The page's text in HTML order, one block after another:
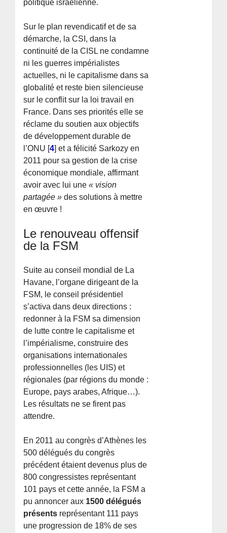
politique israélienne.
Sur le plan revendicatif et de sa
démarche, la CSI, dans la
continuité de la CISL ne condamne
ni les guerres impérialistes
actuelles, ni le capitalisme dans sa
globalité et reste bien silencieuse
sur le conflit sur la loi travail en
France. Dans ses priorités elle se
réclame du soutien aux objectifs
de développement durable de
l’ONU [4] et a félicité Sarkozy en
2011 pour sa gestion de la crise
économique mondiale, affirmant
avoir avec lui une« vision
partagée » des solutions à mettre
en œuvre !
Le renouveau offensif
de la FSM
Suite au conseil mondial de La
Havane, l’organe dirigeant de la
FSM, le conseil présidentiel
s’activa dans deux directions :
redonner à la FSM sa dimension
de lutte contre le capitalisme et
l’impérialisme, construire des
organisations internationales
professionnelles (les UIS) et
régionales (par régions du monde :
Europe, pays arabes, Afrique…).
Les résultats ne se firent pas
attendre.
En 2011 au congrès d’Athènes les
500 délégués du congrès
précédent étaient devenus plus de
800 congressistes représentant
101 pays et cette année, la FSM a
pu annoncer aux 1500 délégués
présents représentant 111 pays
une progression de 18% de ses